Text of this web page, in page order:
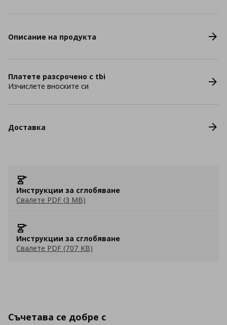
Описание на продукта
Платете разсрочено с tbi
Изчислете вноските си
Доставка
Инструкции за сглобяване
Свалете PDF (3 MB)
Инструкции за сглобяване
Свалете PDF (707 KB)
Съчетава се добре с